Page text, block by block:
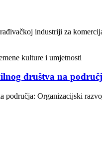
industriji za
društva na
područja: Organizacijski